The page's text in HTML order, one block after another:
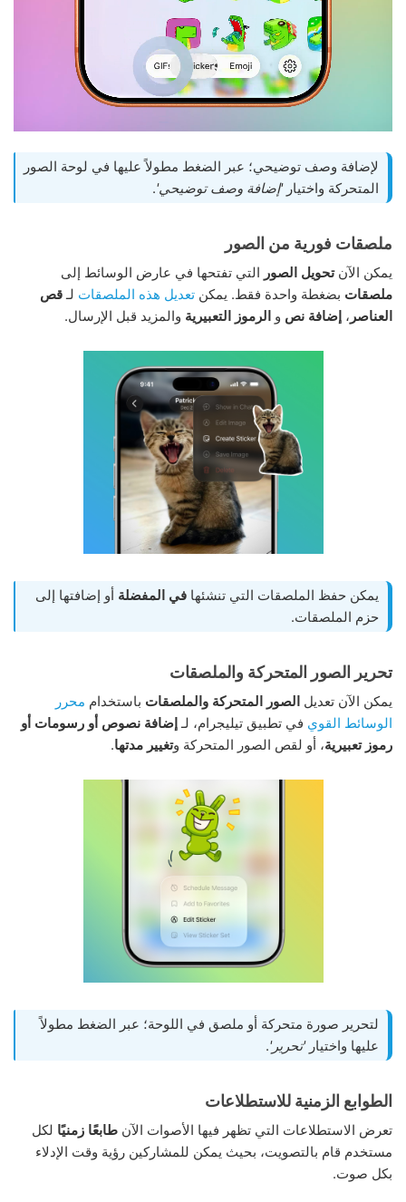
لإضافة وصف توضيحي؛ عبر الضغط مطولاً عليها في لوحة الصور
المتحركة واختيار'إضافة وصف توضيحي'.
ملصقات فورية من الصور
يمكن الآنتحويل الصور التي تفتحها في عارض الوسائط إلى
ملصقات بضغطة واحدة فقط. يمكن تعديل هذه الملصقات لـقص
العناصر ، إضافة نص و الرموز التعبيرية والمزيد قبل الإرسال.
يمكن حفظ الملصقات التي تنشئها في المفضلة أو إضافتها إلى
حزم الملصقات.
تحرير الصور المتحركة والملصقات
يمكن الآن تعديل الصور المتحركة والملصقات باستخدام محرر
الوسائط القوي في تطبيق تيليجرام، لـإضافة نصوص أو رسومات أو
رموز تعبيرية، أو لقص الصور المتحركة وتغيير مدتها.
لتحرير صورة متحركة أو ملصق في اللوحة؛ عبر الضغط مطولاً
عليها واختيار'تحرير'.
الطوابع الزمنية للاستطلاعات
تعرض الاستطلاعات التي تظهر فيها الأصوات الآن طابعًا زمنيًا لكل
مستخدم قام بالتصويت، بحيث يمكن للمشاركين رؤية وقت الإدلاء
بكل صوت.